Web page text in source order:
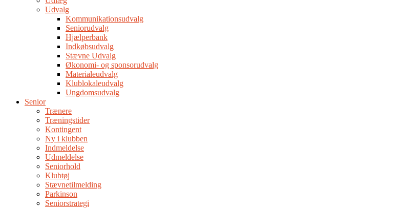
Udvalg
Kommunikationsudvalg
Seniorudvalg
Hjælperbank
Indkøbsudvalg
Stævne Udvalg
Økonomi- og sponsorudvalg
Materialeudvalg
Klublokaleudvalg
Ungdomsudvalg
Senior
Trænere
Træningstider
Kontingent
Ny i klubben
Indmeldelse
Udmeldelse
Seniorhold
Klubtøj
Stævnetilmelding
Parkinson
Seniorstrategi